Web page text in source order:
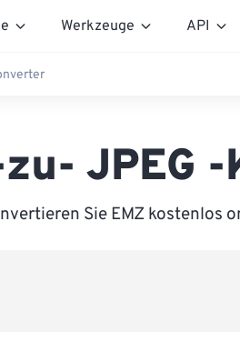
Werkzeuge API
JPEG
Sie EMZ kostenlos